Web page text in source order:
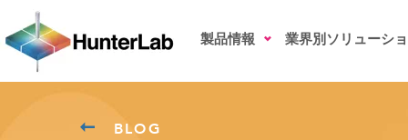
製品情報 業界別ソリューシ
BLOG